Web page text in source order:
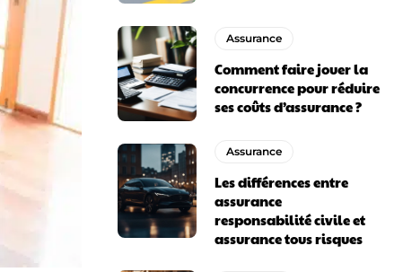
Assurance
Comment faire jouer la
concurrence pour réduire
ses coûts d’assurance ?
Assurance
Les différences entre
assurance
responsabilité civile et
assurance tous risques